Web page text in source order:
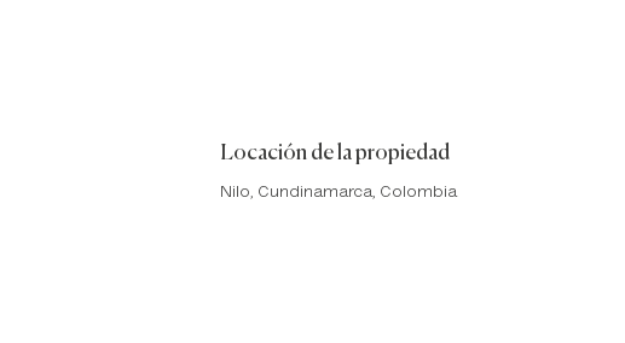
Locación de la propiedad
Nilo, Cundinamarca, Colombia